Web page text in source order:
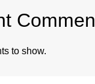
to show.